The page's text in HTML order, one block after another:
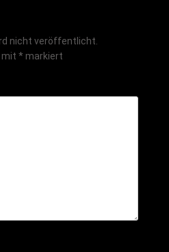
nicht veröffentlicht.
mit * markiert